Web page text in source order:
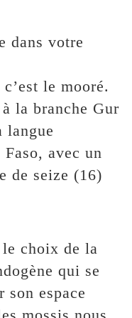
dans votre
le mooré.
la branche Gur
langue
avec un
de seize (16)
le choix de la
qui se
son espace